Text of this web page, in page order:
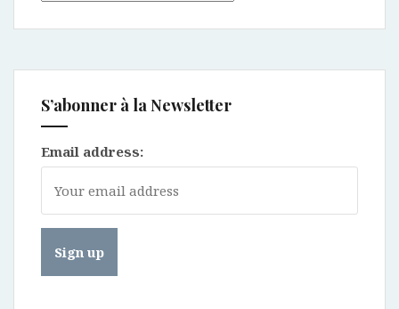
S’abonner à la Newsletter
Email address: